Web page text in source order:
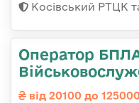
Косівський РТЦК
Оператор
від 20100 до